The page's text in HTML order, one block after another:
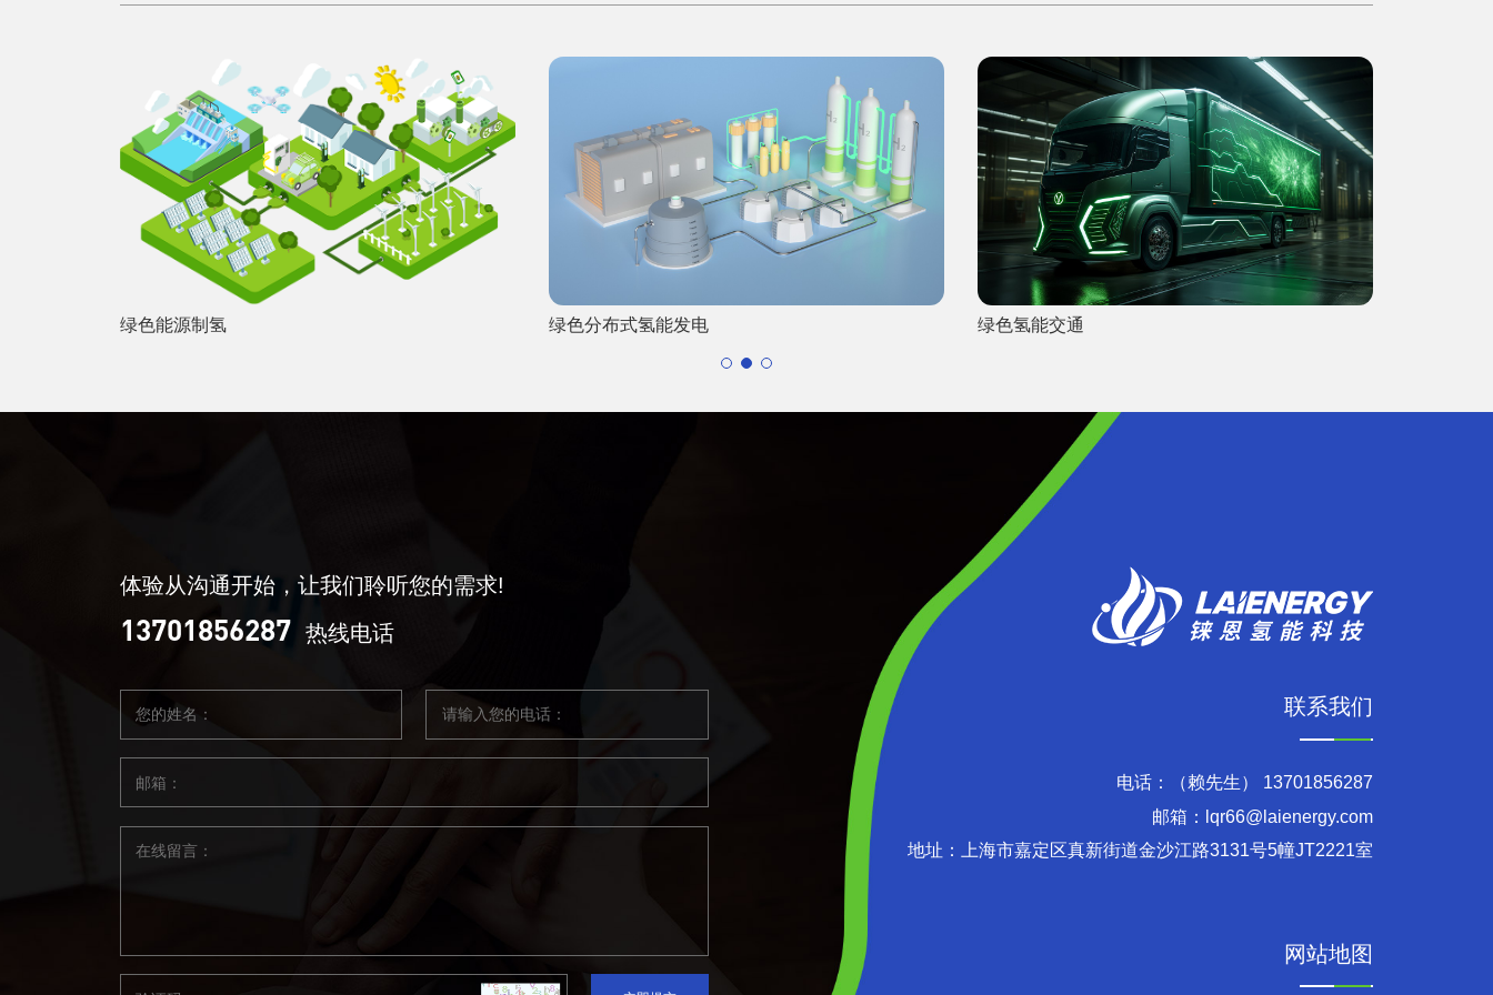
绿色能源制氢 绿色分布式氢能发电 绿色氢能交通
体验从沟通开始，让我们聆听您的需求!
13701856287 热线电话
联系我们
电话：（赖先生） 13701856287
邮箱：
lqr66@laienergy.com
地址：上海市嘉定区真新街道金沙江路3131号5幢JT2221室
网站地图